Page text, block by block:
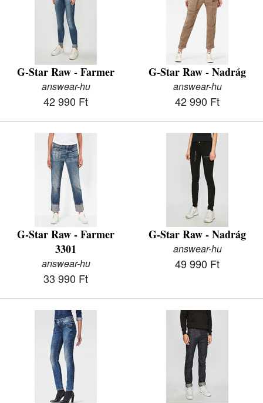
G-Star Raw - Farmer
answear-hu
42 990 Ft
G-Star Raw - Nadrág
answear-hu
42 990 Ft
G-Star Raw - Farmer
3301
answear-hu
33 990 Ft
G-Star Raw - Nadrág
answear-hu
49 990 Ft